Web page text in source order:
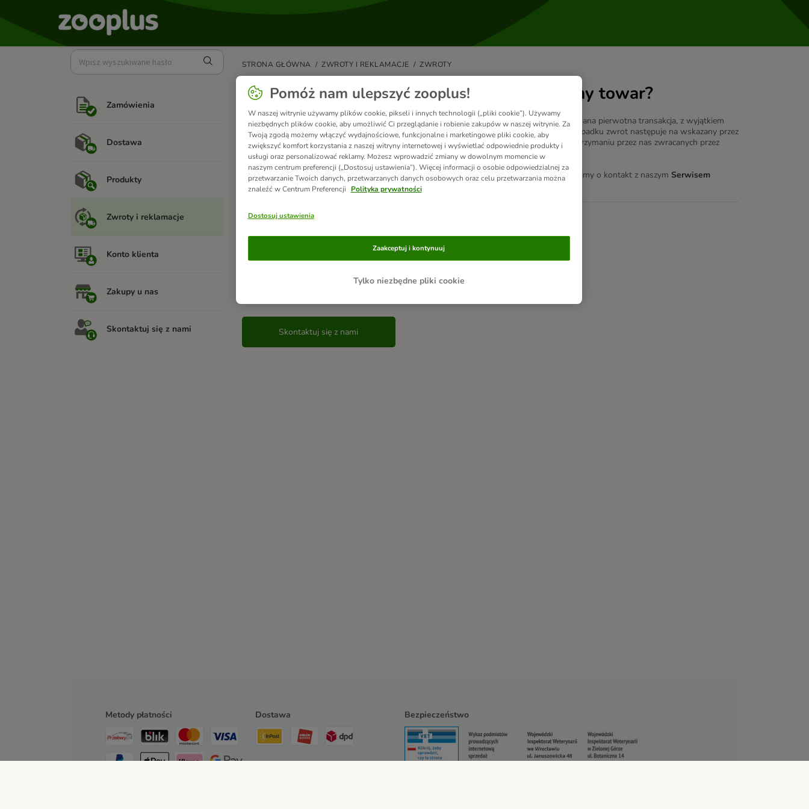
Zamówienia
Dostawa
Produkty
Zwroty i reklamacje
Konto klienta
Zakupy u nas
Skontaktuj się z nami
STRONA GŁÓWNA ZWROTY I REKLAMACJE ZWROTY
Kiedy otrzymam zwrot środków za zwrócony towar?
Kiedy zwracasz artykuł, Zwrot kwoty następuje w ten sam sposób, w jaki została zrealizowana pierwotna transakcja, z wyjątkiem
zwrotu kwoty w przypadku zapłaty przez PayPal lub przy odbiorze gotówką– w takim przypadku zwrot następuje na wskazany przez
klienta numer rachunku bankowego. Odpowiednia kwota zostanie zwrócona dopiero po otrzymaniu przez nas zwracanych przez
Ciebie towarów.
Aby uzyskać szczegółowe informacje na temat zwrotu środków za zwrócony produkt, prosimy o kontakt z naszym Serwisem
Obsługi Klienta.
Skontaktuj się z nami
Metody płatności Dostawa Bezpieczeństwo
Pomóż nam ulepszyć zooplus!
W naszej witrynie używamy plików cookie, pikseli i innych technologii („pliki cookie”). Używamy
niezbędnych plików cookie, aby umożliwić Ci przeglądanie i robienie zakupów w naszej witrynie. Za
Twoją zgodą możemy włączyć wydajnościowe, funkcjonalne i marketingowe pliki cookie, aby
zwiększyć komfort korzystania z naszej witryny internetowej i wyświetlać odpowiednie produkty i
usługi oraz personalizować reklamy. Możesz wprowadzić zmiany w dowolnym momencie w
naszym centrum preferencji („Dostosuj ustawienia”). Więcej informacji o osobie odpowiedzialnej za
przetwarzanie Twoich danych, przetwarzanych danych osobowych oraz celu przetwarzania można
znaleźć w Centrum Preferencji
Polityka prywatności
Dostosuj ustawienia
Tylko niezbędne pliki cookie
Zaakceptuj i kontynuuj